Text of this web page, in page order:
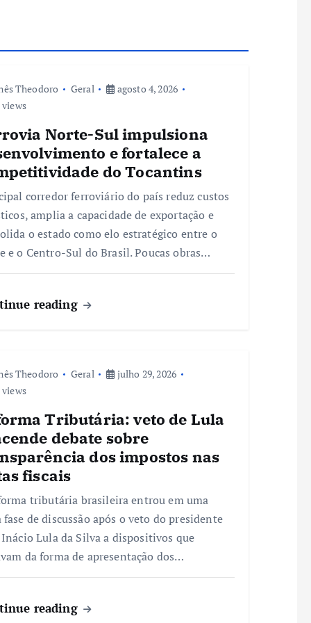
Theodoro Geral
agosto 4, 2026
Norte-Sul impulsiona
e fortalece a
do Tocantins
corredor ferroviário do país reduz custos
amplia a capacidade de exportação e
o estado como elo estratégico entre o
e o Centro-Sul do Brasil. Poucas obras…
reading
Theodoro Geral
julho 29, 2026
Tributária: veto de Lula
debate sobre
dos impostos nas
fiscais
tributária brasileira entrou em uma
fase de discussão após o veto do presidente
Lula da Silva a dispositivos que
da forma de apresentação dos…
reading